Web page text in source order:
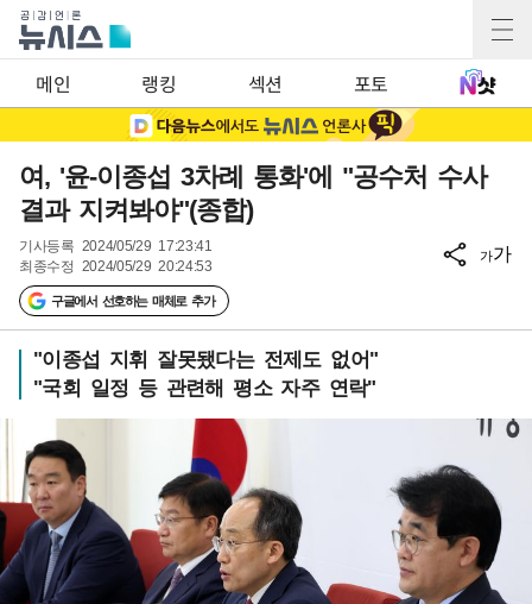
메인 랭킹 섹션 포토
여, '윤-이종섭 3차례 통화'에 "공수처 수사
결과 지켜봐야"(종합)
기사등록 2024/05/29 17:23:41
최종수정 2024/05/29 20:24:53
구글에서 선호하는 매체로 추가
가가
"이종섭 지휘 잘못됐다는 전제도 없어"
"국회 일정 등 관련해 평소 자주 연락"